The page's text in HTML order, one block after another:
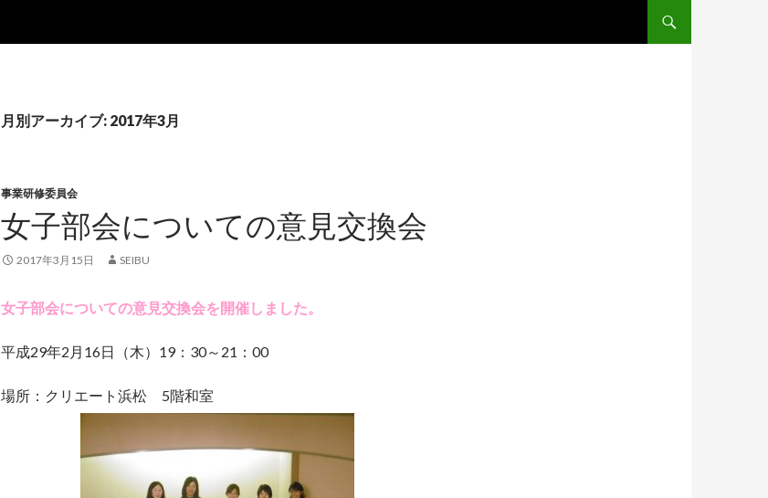
月別アーカイブ: 2017年3月
事業研修委員会
女子部会についての意見交換会
2017年3月15日 SEIBU
女子部会についての意見交換会を開催しました。
平成29年2月16日（木）19：30～21：00
場所：クリエート浜松 5階和室